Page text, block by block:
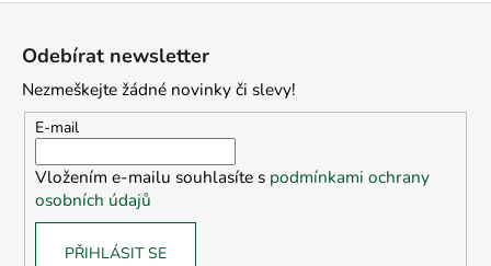
Odebírat newsletter
Nezmeškejte žádné novinky či slevy!
E-mail
Vložením e-mailu souhlasíte s podmínkami ochrany
osobních údajů
PŘIHLÁSIT SE